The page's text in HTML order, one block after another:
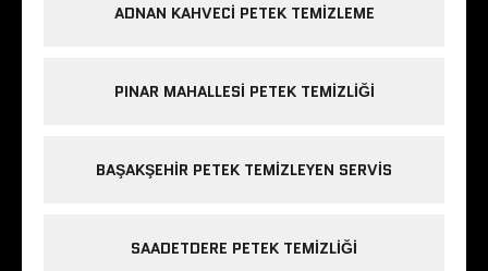
ADNAN KAHVECI PETEK TEMIZLEME
PINAR MAHALLESI PETEK TEMIZLIĞI
BAŞAKŞEHIR PETEK TEMIZLEYEN SERVIS
SAADETDERE PETEK TEMIZLIĞI